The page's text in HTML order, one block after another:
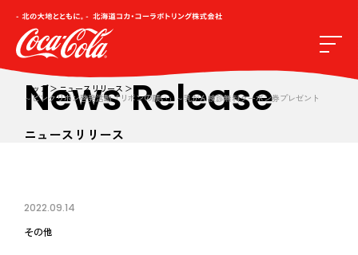
トップ
ニュースリリース
～ピンクリボン啓発活動「リボンの願い」～乳がん検診無料クーポン券プレゼント
News Release
ニュースリリース
2022.09.14
その他